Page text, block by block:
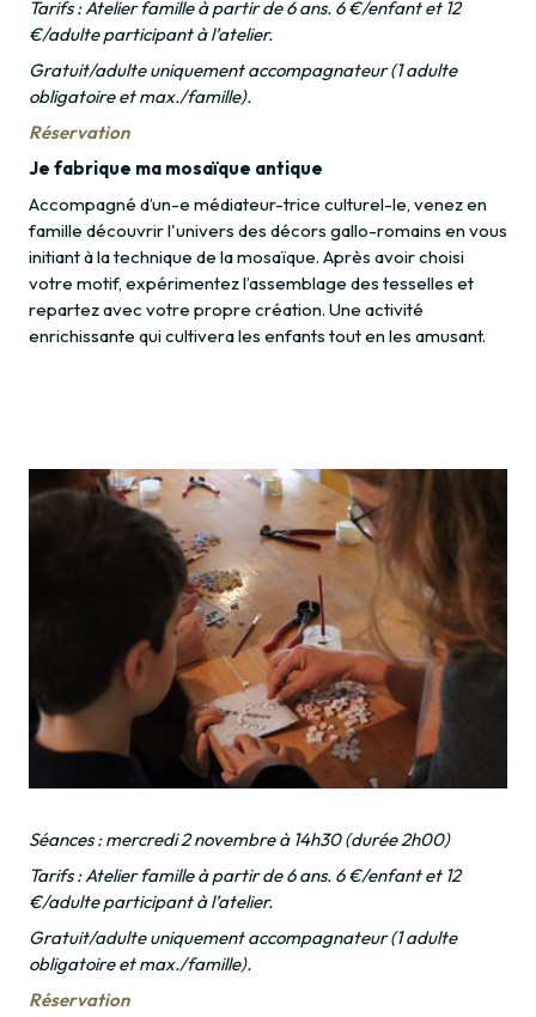
Tarifs : Atelier famille à partir de 6 ans. 6 €/enfant et 12
€/adulte participant à l’atelier.
Gratuit/adulte uniquement accompagnateur (1 adulte
obligatoire et max./famille).
Réservation
Je fabrique ma mosaïque antique
Accompagné d’un-e médiateur-trice culturel-le, venez en
famille découvrir l'univers des décors gallo-romains en vous
initiant à la technique de la mosaïque. Après avoir choisi
votre motif, expérimentez l’assemblage des tesselles et
repartez avec votre propre création. Une activité
enrichissante qui cultivera les enfants tout en les amusant.
Séances : mercredi 2 novembre à 14h30 (durée 2h00)
Tarifs : Atelier famille à partir de 6 ans. 6 €/enfant et 12
€/adulte participant à l’atelier.
Gratuit/adulte uniquement accompagnateur (1 adulte
obligatoire et max./famille).
Réservation